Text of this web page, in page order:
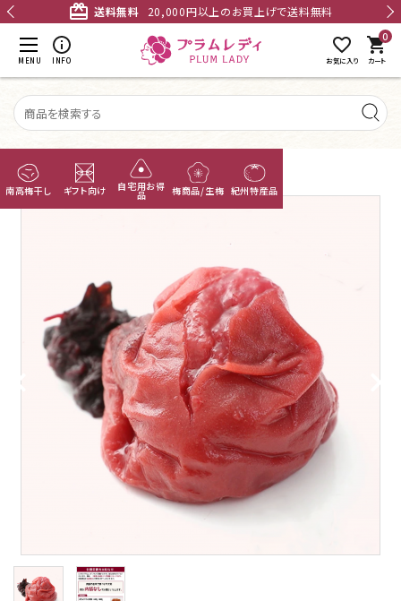
card_giftcard 送料無料 20,000円以上のお買上げで送料無料
MENU INFO お気に入り
0
shopping_cart
カート
無添加梅干し
あまちゃづる
国産干し梅
梅酒
南高梅干し ギフト向け 自宅用お得
品 梅商品/生梅 紀州特産品
ACCOUNT MENU
ようこそ ゲスト 様
ログイン person 新規会員登録
紀州南高梅干し
梅酒
TOP 紀州産南高梅 おばあちゃん家の梅